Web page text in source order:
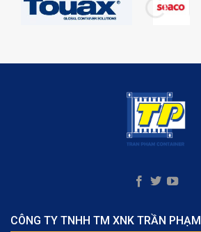
CÔNG TY TNHH TM XNK TRẦN PHẠM